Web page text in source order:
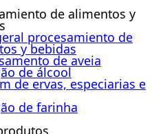
de alimentos y
procesamiento de
y bebidas
de aveia
de álcool
de ervas, especiarias e
de farinha